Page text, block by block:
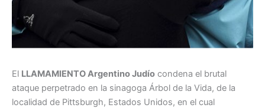
El LLAMAMIENTO Argentino Judío condena el brutal
ataque perpetrado en la sinagoga Árbol de la Vida, de la
localidad de Pittsburgh, Estados Unidos, en el cual